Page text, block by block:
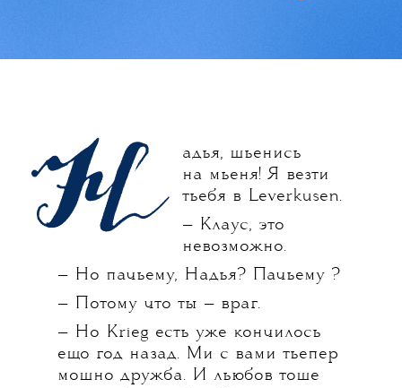
адья, шьенись
на мьеня! Я везти
тьебя в Leverkusen.
— Клаус, это
невозможно.
— Но пачьему, Надья? Пачьему ?
— Потому что ты — враг.
— Но Krieg есть уже кончилось
ещо год назад. Ми с вами тьепер
мошно дружба. И льюбов тоше